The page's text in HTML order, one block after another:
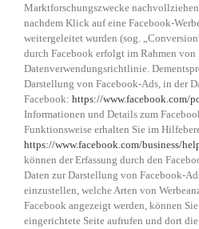
Marktforschungszwecke
nachdem Klick auf eine Facebook-
weitergeleitet wurden (sog.
durch Facebook erfolgt im Rahmen von
Datenverwendungsrichtlinie.
Darstellung von Facebook-Ads, in der
Facebook: https://www.facebook.com/
Informationen und Details zum
Funktionsweise erhalten Sie im
https://www.facebook.com/business/
können der Erfassung durch den
Daten zur Darstellung von Facebook-
einzustellen, welche Arten von
Facebook angezeigt werden, können
eingerichtete Seite aufrufen und dort